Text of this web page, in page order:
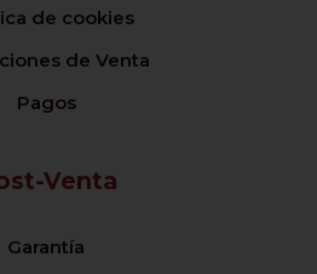
de cookies
de Venta
Pagos
Venta
Garantía